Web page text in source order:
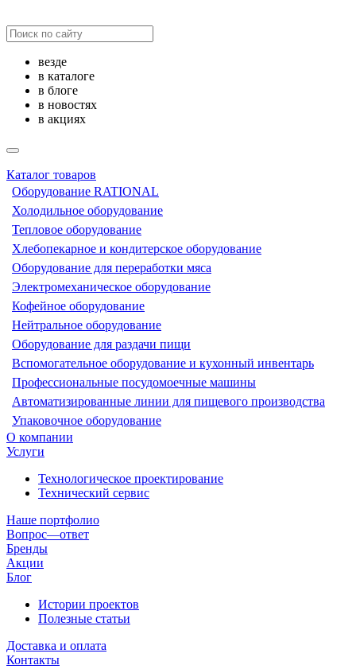
везде
в каталоге
в блоге
в новостях
в акциях
Каталог товаров
Оборудование RATIONAL
Холодильное оборудование
Тепловое оборудование
Хлебопекарное и кондитерское оборудование
Оборудование для переработки мяса
Электромеханическое оборудование
Кофейное оборудование
Нейтральное оборудование
Оборудование для раздачи пищи
Вспомогательное оборудование и кухонный инвентарь
Профессиональные посудомоечные машины
Автоматизированные линии для пищевого производства
Упаковочное оборудование
О компании
Услуги
Технологическое проектирование
Технический сервис
Наше портфолио
Вопрос—ответ
Бренды
Акции
Блог
Истории проектов
Полезные статьи
Доставка и оплата
Контакты